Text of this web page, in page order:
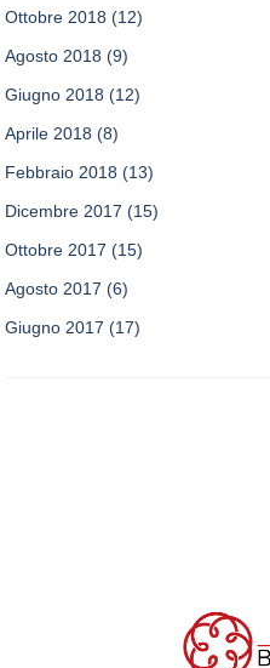
Ottobre 2018 (12)
Agosto 2018 (9)
Giugno 2018 (12)
Aprile 2018 (8)
Febbraio 2018 (13)
Dicembre 2017 (15)
Ottobre 2017 (15)
Agosto 2017 (6)
Giugno 2017 (17)